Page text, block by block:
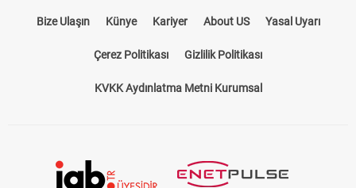
Bize Ulaşın Künye Kariyer About US Yasal Uyarı
Çerez Politikası Gizlilik Politikası
KVKK Aydınlatma Metni Kurumsal